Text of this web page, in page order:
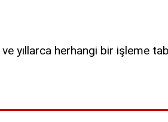
yıllarca herhangi bir işleme